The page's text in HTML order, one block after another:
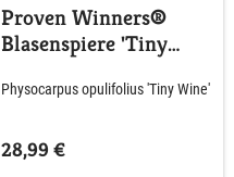
Proven Winners®
Blasenspiere 'Tiny
Physocarpus opulifolius 'Tiny Wine'
28,99 €